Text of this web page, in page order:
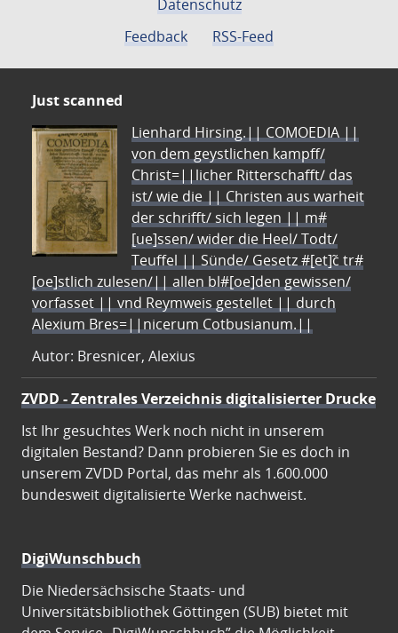
Datenschutz
Feedback
RSS-Feed
Just scanned
Lienhard Hirsing.|| COMOEDIA ||
von dem geystlichen kampff/
Christ=||licher Ritterschafft/ das
ist/ wie die || Christen aus warheit
der schrifft/ sich legen || m#
[ue]ssen/ wider die Heel/ Todt/
Teuffel || Sünde/ Gesetz #[et]c̃ tr#
[oe]stlich zulesen/|| allen bl#[oe]den gewissen/
vorfasset || vnd Reymweis gestellet || durch
Alexium Bres=||nicerum Cotbusianum.||
Autor: Bresnicer, Alexius
ZVDD - Zentrales Verzeichnis digitalisierter Drucke
Ist Ihr gesuchtes Werk noch nicht in unserem
digitalen Bestand? Dann probieren Sie es doch in
unserem ZVDD Portal, das mehr als 1.600.000
bundesweit digitalisierte Werke nachweist.
DigiWunschbuch
Die Niedersächsische Staats- und
Universitätsbibliothek Göttingen (SUB) bietet mit